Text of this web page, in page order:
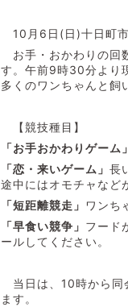
10月6日(日)十日町市
お手・おかわりの回
す。午前9時30分より
多くのワンちゃんと飼
【競技種目】
「お手おかわりゲーム」
「恋・来いゲーム」 長
途中にはオモチャなど
「短距離競走」 ワンち
「早食い競争」 フード
ールしてください。
当日は、10時から同
ます。